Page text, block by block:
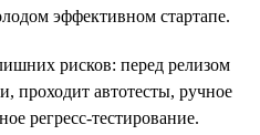
эффективном стартапе.
рисков: перед релизом
проходит автотесты, ручное
регресс-тестирование.